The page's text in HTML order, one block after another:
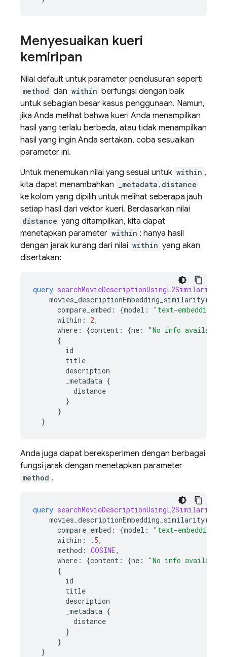
Menyesuaikan kueri
kemiripan
Nilai default untuk parameter penelusuran seperti
method dan within berfungsi dengan baik
untuk sebagian besar kasus penggunaan. Namun,
jika Anda melihat bahwa kueri Anda menampilkan
hasil yang terlalu berbeda, atau tidak menampilkan
hasil yang ingin Anda sertakan, coba sesuaikan
parameter ini.
Untuk menemukan nilai yang sesuai untuk within ,
kita dapat menambahkan
_metadata.distance
ke kolom yang dipilih untuk melihat seberapa jauh
setiap hasil dari vektor kueri. Berdasarkan nilai
distance yang ditampilkan, kita dapat
menetapkan parameter within ; hanya hasil
dengan jarak kurang dari nilai within yang akan
disertakan:
query searchMovieDescriptionUsingL2Similarity
movies_descriptionEmbedding_similarity(
compare_embed : {model :
"text-embedding-
within : 2,
where : {content : {ne :
"No info
{
id
title
description
_metadata {
distance
}
}
}
Anda juga dapat bereksperimen dengan berbagai
fungsi jarak dengan menetapkan parameter
method .
query searchMovieDescriptionUsingL2Similarity
movies_descriptionEmbedding_similarity(
compare_embed : {model :
"text-embedding-
within : . 5,
method : COSINE,
where : {content : {ne :
"No info
{
id
title
description
_metadata {
distance
}
}
}